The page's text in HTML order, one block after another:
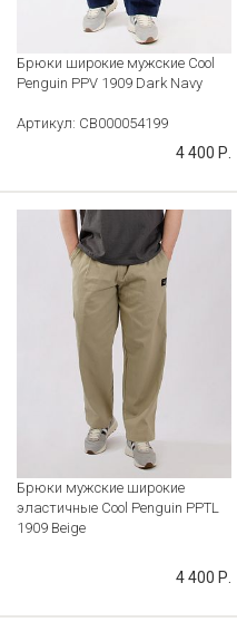
Брюки широкие мужские Cool
Penguin PPV 1909 Dark Navy
Артикул: CB000054199
4 400 Р.
Брюки мужские широкие
эластичные Cool Penguin PPTL
1909 Beige
4 400 Р.